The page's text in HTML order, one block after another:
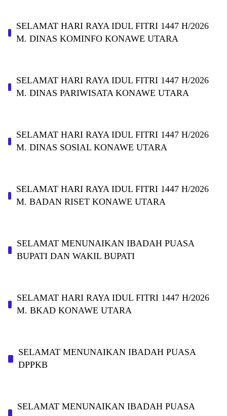
SELAMAT HARI RAYA IDUL FITRI 1447 H/2026
M. DINAS KOMINFO KONAWE UTARA
SELAMAT HARI RAYA IDUL FITRI 1447 H/2026
M. DINAS PARIWISATA KONAWE UTARA
SELAMAT HARI RAYA IDUL FITRI 1447 H/2026
M. DINAS SOSIAL KONAWE UTARA
SELAMAT HARI RAYA IDUL FITRI 1447 H/2026
M. BADAN RISET KONAWE UTARA
SELAMAT MENUNAIKAN IBADAH PUASA
BUPATI DAN WAKIL BUPATI
SELAMAT HARI RAYA IDUL FITRI 1447 H/2026
M. BKAD KONAWE UTARA
SELAMAT MENUNAIKAN IBADAH PUASA
DPPKB
SELAMAT MENUNAIKAN IBADAH PUASA